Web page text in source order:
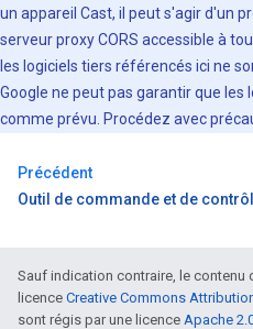
un appareil Cast, il peut s'agir d'un
serveur proxy CORS accessible à
les logiciels tiers référencés ici ne
Google ne peut pas garantir que
comme prévu. Procédez avec
Précédent
Outil de commande et de
Sauf indication contraire, le contenu
licence Creative Commons
sont régis par une licence Apache